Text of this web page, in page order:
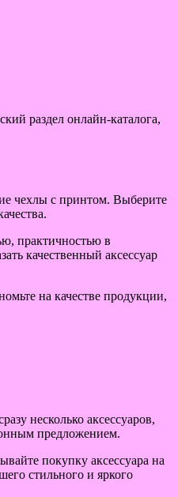
раздел онлайн-каталога,
чехлы с принтом. Выберите
практичностью в
качественный аксессуар
на качестве продукции,
несколько аксессуаров,
предложением.
покупку аксессуара на
стильного и яркого